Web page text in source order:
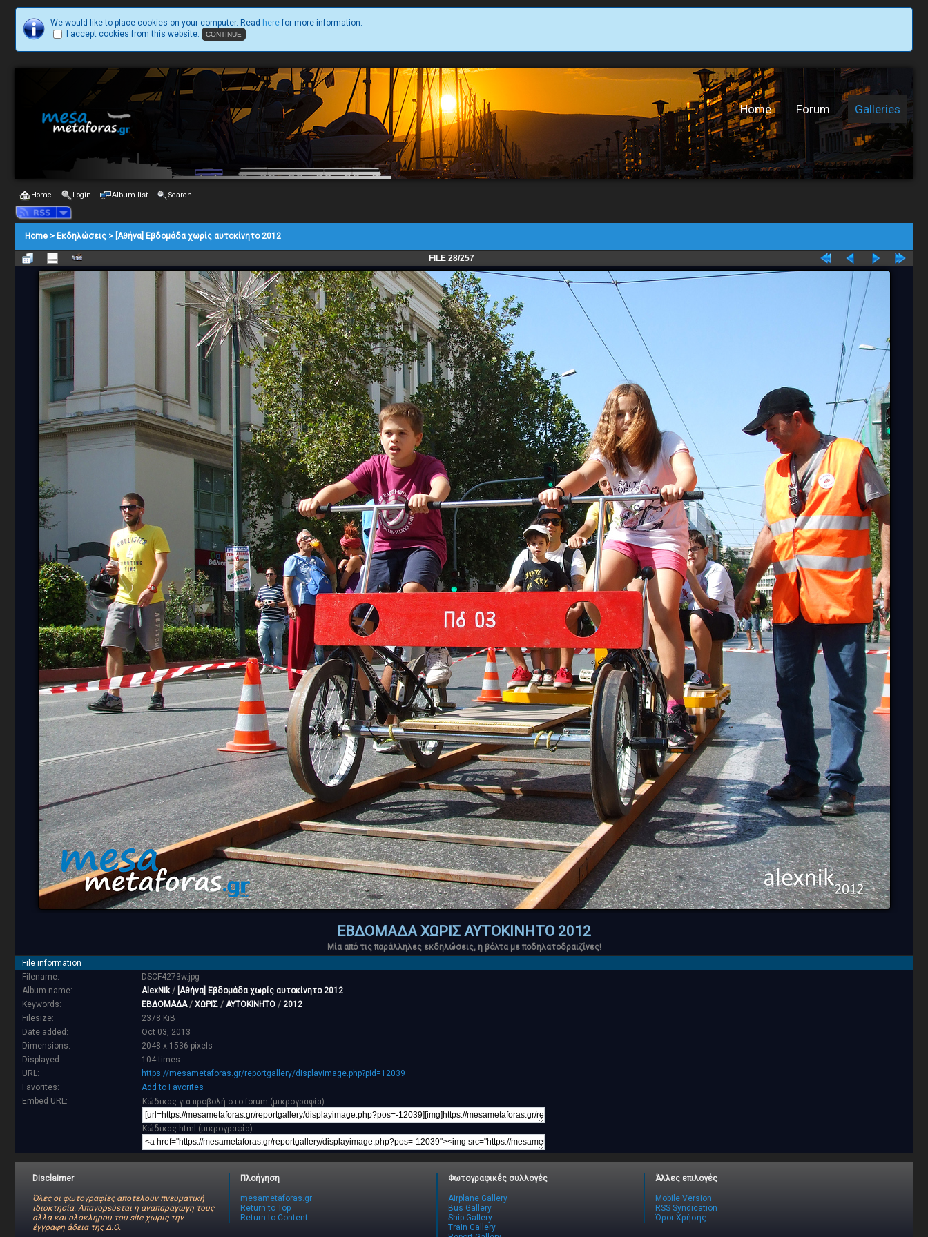
We would like to place cookies on your computer. Read here for more information.
I accept cookies from this website.
Home Forum Galleries
Home Login Album list Search
Home > Εκδηλώσεις > [Αθήνα] Εβδομάδα χωρίς αυτοκίνητο 2012
FILE 28/257
ΕΒΔΟΜΑΔΑ ΧΩΡΙΣ ΑΥΤΟΚΙΝΗΤΟ 2012
Μία από τις παράλληλες εκδηλώσεις, η βόλτα με ποδηλατοδραιζίνες!
File information
Filename:
DSCF4273w.jpg
Album name:
AlexNik/ [Αθήνα] Εβδομάδα χωρίς αυτοκίνητο 2012
Keywords:
ΕΒΔΟΜΑΔΑ/ ΧΩΡΙΣ / ΑΥΤΟΚΙΝΗΤΟ / 2012
Filesize:
2378 KiB
Date added:
Oct 03, 2013
Dimensions:
2048 x 1536 pixels
Displayed:
104 times
URL:
https://mesametaforas.gr/reportgallery/displayimage.php?pid=12039
Favorites:
Add to Favorites
Embed URL:
Κώδικας για προβολή στο forum (μικρογραφία)
Κώδικας html (μικρογραφία)
Disclaimer
Όλες οι φωτογραφίες αποτελούν πνευματική
ιδιοκτησία. Απαγορεύεται η αναπαραγωγη τους
αλλα και ολοκληρου του site χωρις την
έγγραφη άδεια της Δ.Ο.
Πλοήγηση
mesametaforas.gr
Return to Top
Return to Content
Φωτογραφικές συλλογές
Airplane Gallery
Bus Gallery
Ship Gallery
Train Gallery
Άλλες επιλογές
Mobile Version
RSS Syndication
Όροι Χρήσης